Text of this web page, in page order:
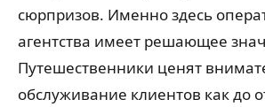
сюрпризов. Именно здесь
агентства имеет решающее
Путешественники ценят
обслуживание клиентов как до